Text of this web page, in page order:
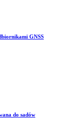
GNSS
do sadów